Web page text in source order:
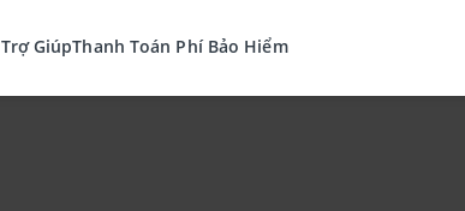
Trợ GiúpThanh Toán Phí Bảo Hiểm